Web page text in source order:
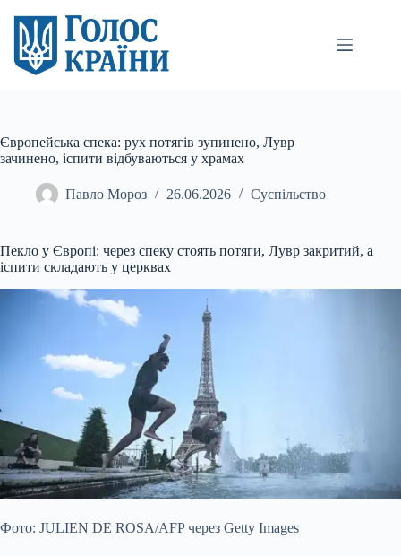
вмісту
Європейська спека: рух потягів зупинено, Лувр
зачинено, іспити відбуваються у храмах
Павло Мороз 26.06.2026 Суспільство
Пекло у Європі: через спеку стоять потяги, Лувр закритий, а
іспити складають у церквах
Фото: JULIEN DE ROSA/AFP через Getty Images